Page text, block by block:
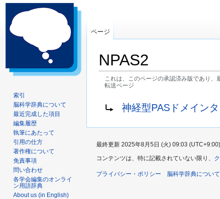
NPAS2
これは、このページの承認済み版であり、
転送ページ
シ
ョ
に
動
転送先: 神経型PASドメイン
ページ
索引
脳科学辞典について
最近完成した項目
編集履歴
執筆にあたって
引用の仕方
著作権について
免責事項
問い合わせ
各学会編集のオンライ
ン用語辞典
About us (in English)
最終更新 2025年8月5日 (火) 09:03 (UTC+9:00)
コンテンツは、特に記載されていない限り、
プライバシー・ポリシー 脳科学辞典について